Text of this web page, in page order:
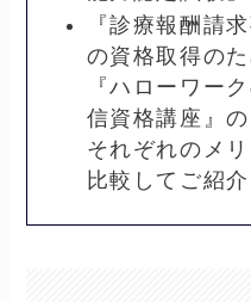
『診療報酬請
の資格取得の
『ハローワー
信資格講座』
それぞれのメ
比較してご紹介